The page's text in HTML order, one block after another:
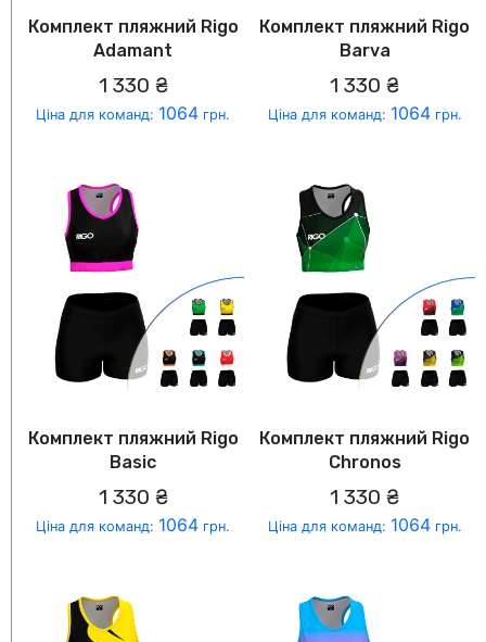
Комплект пляжний Rigo
Adamant
1 330 ₴
Ціна для команд: 1064 грн.
Комплект пляжний Rigo
Barva
1 330 ₴
Ціна для команд: 1064грн.
Комплект пляжний Rigo
Basic
1 330 ₴
Ціна для команд: 1064 грн.
Комплект пляжний Rigo
Chronos
1 330 ₴
Ціна для команд: 1064грн.